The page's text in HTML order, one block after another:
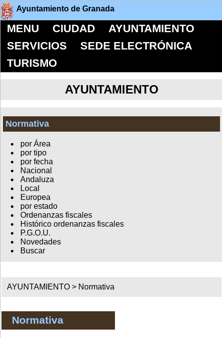
Ayuntamiento de Granada
MENU CIUDAD
AYUNTAMIENTO
SERVICIOS
SEDE ELECTRÓNICA
TURISMO
AYUNTAMIENTO
Normativa
por Área
por tipo
por fecha
Nacional
Andaluza
Local
Europea
por estado
Ordenanzas fiscales
Histórico ordenanzas fiscales
P.G.O.U.
Novedades
Buscar
AYUNTAMIENTO > Normativa
Normativa